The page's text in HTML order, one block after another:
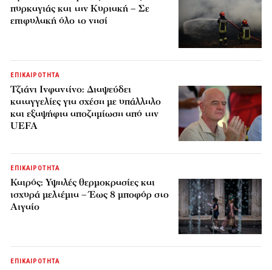
πυρκαγιάς και την Κυριακή – Σε
επιφυλακή όλο το νησί
ΕΠΙΚΑΙΡΟΤΗΤΑ
Τζιάνι Ινφαντίνο: Διαψεύδει
καταγγελίες για σχέση με υπάλληλο
και εξαψήφια αποζημίωση από την
UEFA
ΕΠΙΚΑΙΡΟΤΗΤΑ
Καιρός: Υψηλές θερμοκρασίες και
ισχυρά μελτέμια – Έως 8 μποφόρ στο
Αιγαίο
ΕΠΙΚΑΙΡΟΤΗΤΑ